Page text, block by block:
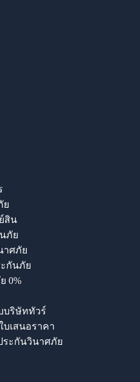
ย
สิน
ภัย
าศภัย
กันภัย
0%
บริษัททัวร์
เสนอราคา
ะกันวินาศภัย